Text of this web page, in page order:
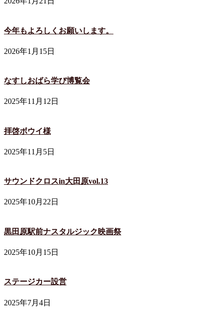
今年もよろしくお願いします。
2026年1月15日
なすしおばら学び博覧会
2025年11月12日
拝啓ボウイ様
2025年11月5日
サウンドクロスin大田原vol.13
2025年10月22日
黒田原駅前ナスタルジック映画祭
2025年10月15日
ステージカー設営
2025年7月4日